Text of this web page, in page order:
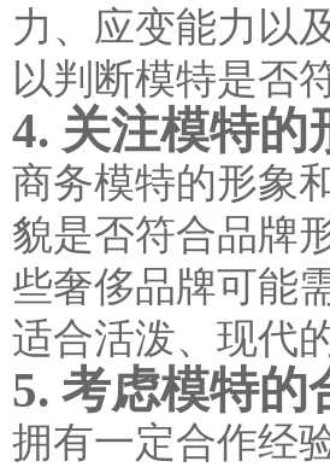
力、应变能力以
以判断模特是否
4. 关注模特的
商务模特的形象
貌是否符合品牌
些奢侈品牌可能
适合活泼、现代
5. 考虑模特的
拥有一定合作经